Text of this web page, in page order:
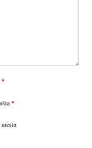
*
*
mesto